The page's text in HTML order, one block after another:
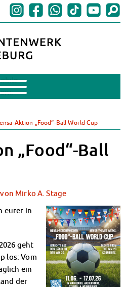
Aktion „Food“-Ball World Cup
„Food“-Ball
von Mirko A. Stage
eurer in
geht
los: Vom
ein
der